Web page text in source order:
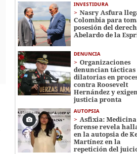
INVESTIDURA
Nasry Asfura
Colombia para
posesión del
Abelardo de la
DENUNCIA
Organizaciones
denuncian tácticas
dilatorias en
contra Roosevelt
Hernández y exigen
justicia pronta
AUTOPSIA
Asfixia: Medicina
forense revela
en la autopsia de
Martínez en la
repetición del